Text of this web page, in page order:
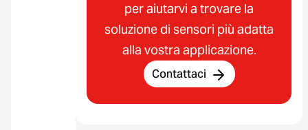
per aiutarvi a trovare la
soluzione di sensori più adatta
alla vostra applicazione.
Contattaci